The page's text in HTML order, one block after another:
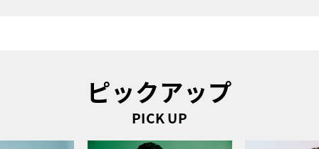
ピックアップ
PICK UP